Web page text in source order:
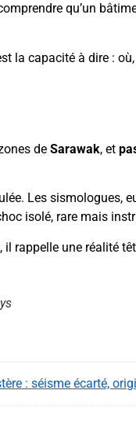
qu’un
la capacité à dire :
de Sarawak, et
Les sismologues,
isolé, rare mais
rappelle une réalité
: séisme écarté,